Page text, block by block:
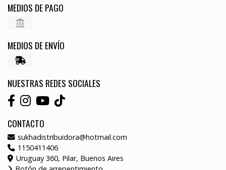
MEDIOS DE PAGO
MEDIOS DE ENVÍO
NUESTRAS REDES SOCIALES
CONTACTO
sukhadistribuidora@hotmail.com
1150411406
Uruguay 360, Pilar, Buenos Aires